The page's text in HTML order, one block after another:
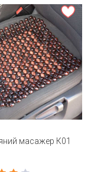
масажер К01